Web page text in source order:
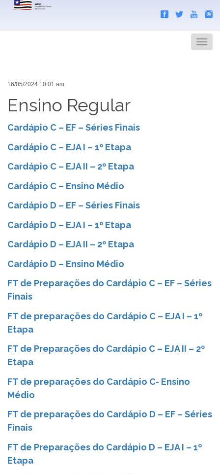
Menu
16/05/2024 10:01 am
Ensino Regular
Cardápio C – EF – Séries Finais
Cardápio C – EJA I – 1º Etapa
Cardápio C – EJA II – 2º Etapa
Cardápio C – Ensino Médio
Cardápio D – EF – Séries Finais
Cardápio D – EJA I – 1º Etapa
Cardápio D – EJA II – 2º Etapa
Cardápio D – Ensino Médio
FT de Preparações do Cardápio C – EF – Séries
Finais
FT de preparações do Cardápio C – EJA I – 1º
Etapa
FT de Preparações do Cardápio C – EJA II – 2º
Etapa
FT de preparações do Cardápio C- Ensino
Médio
FT de preparações do Cardápio D – EF – Séries
Finais
FT de Preparações do Cardápio D – EJA I – 1º
Etapa